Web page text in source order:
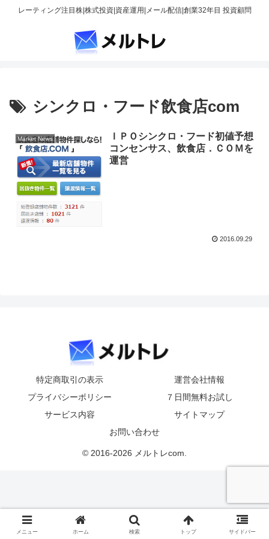
レーティング注目株|株式投資|資産運用|メール配信|創業32年目 投資顧問
シンクロ・フード飲食店com
Market News
ＩＰＯシンクロ・フード初値予想
コンセンサス、飲食店．ＣＯＭを
運営
2016.09.29
特定商取引の表示
運営会社情報
プライバシーポリシー
７日間無料お試し
サービス内容
サイトマップ
お問い合わせ
© 2016-2026 メルトレcom.
メニュー ホーム 検索 トップ サイドバー